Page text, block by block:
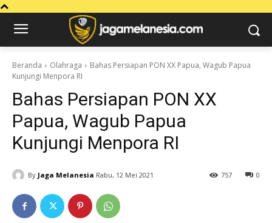
Beranda Olahraga
Bahas Persiapan PON XX Papua, Wagub Papua
Kunjungi Menpora RI
Bahas Persiapan PON XX
Papua, Wagub Papua
Kunjungi Menpora RI
By Jaga Melanesia Rabu, 12 Mei 2021 0
757